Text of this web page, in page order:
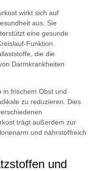
wirkt sich auf
aus. Sie
eine gesunde
Funktion.
die die
Darmkrankheiten
in frischem Obst und
zu reduzieren. Dies
trägt außerdem zur
und nährstoffreich
und